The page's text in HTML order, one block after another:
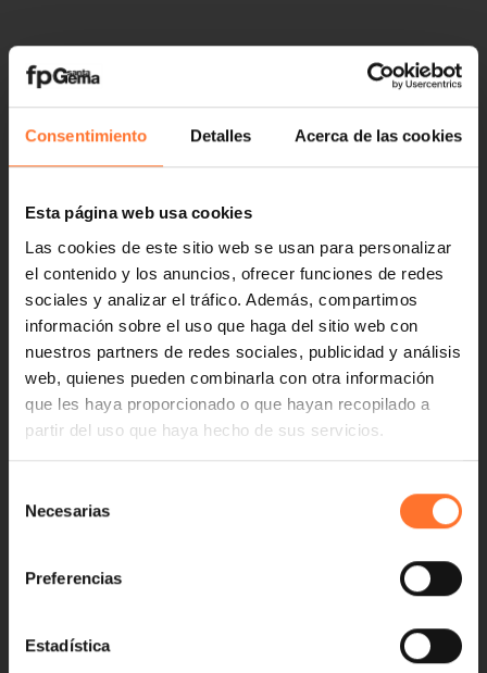
Consentimiento Detalles Acerca de las cookies
Esta página web usa cookies
Las cookies de este sitio web se usan para personalizar
el contenido y los anuncios, ofrecer funciones de redes
sociales y analizar el tráfico. Además, compartimos
información sobre el uso que haga del sitio web con
nuestros partners de redes sociales, publicidad y análisis
web, quienes pueden combinarla con otra información
que les haya proporcionado o que hayan recopilado a
partir del uso que haya hecho de sus servicios.
Necesarias
Preferencias
Estadística